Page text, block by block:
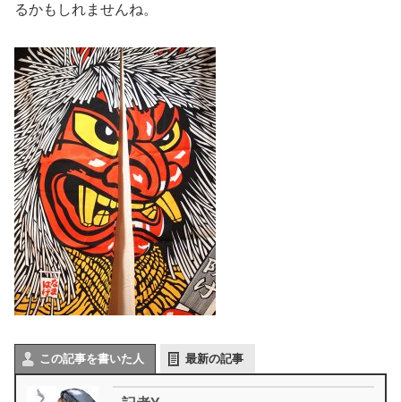
るかもしれませんね。
この記事を書いた人 最新の記事